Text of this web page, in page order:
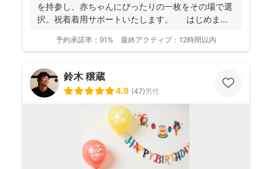
を持参し、赤ちゃんにぴったりの一枚をその場で選
択。祝着着用サポートいたします。 はじめまし
予約承諾率： 91% 最終アクティブ： 12時間以内
鈴木 穣蔵
4.9 (47)男性